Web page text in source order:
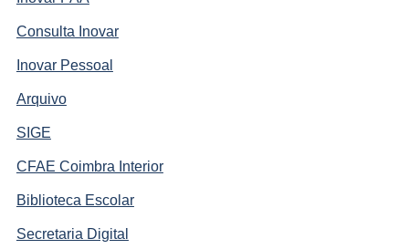
Consulta Inovar
Inovar Pessoal
Arquivo
SIGE
CFAE Coimbra Interior
Biblioteca Escolar
Secretaria Digital